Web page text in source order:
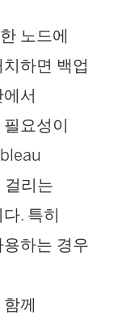
노드에
하면 백업
서
요성이
걸리는
. 특히
하는 경우
께